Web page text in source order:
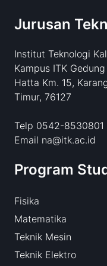
Jurusan
Institut Teknologi
Kampus ITK
Hatta Km. 15,
Timur, 76127
Telp 0542-8530801
Email na@itk.ac.id
Program
Fisika
Matematika
Teknik Mesin
Teknik Elektro